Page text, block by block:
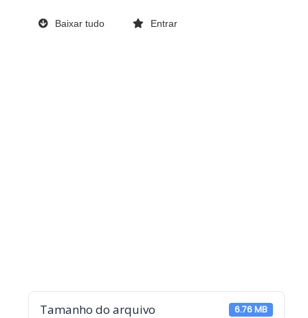
Baixar tudo Entrar
Tamanho do arquivo 6.76 MB